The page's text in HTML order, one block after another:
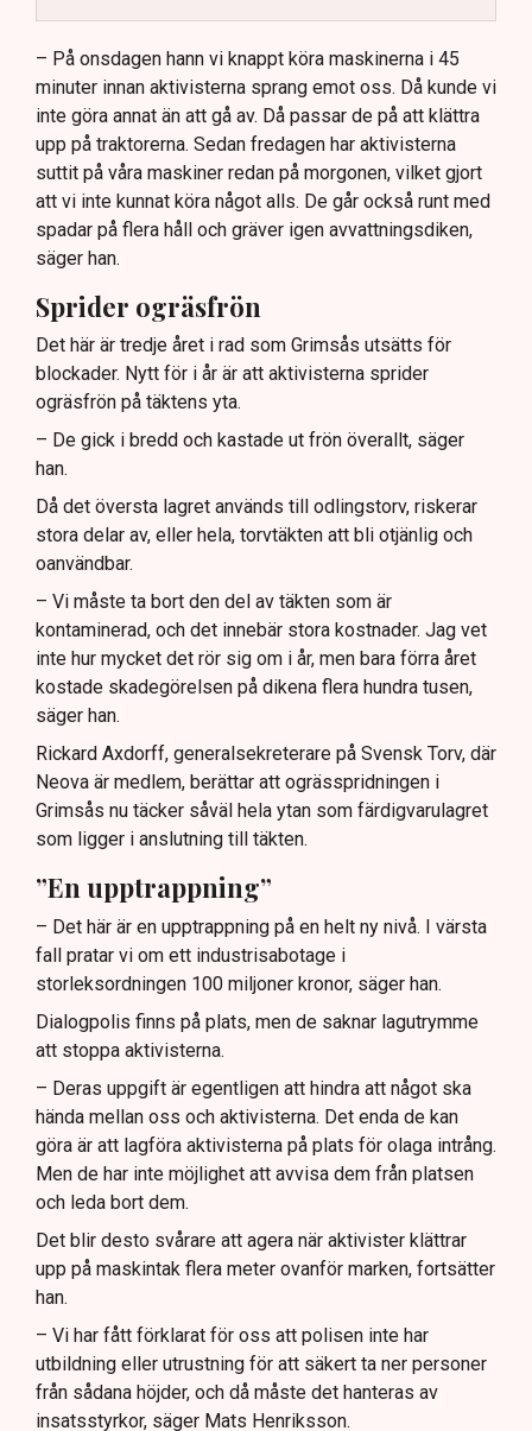
Dialogpolisen på plats står maktlös inför
aktivisternas handlingar.
Frågor kvarstår om finansiering av illegal aktivism.
– På onsdagen hann vi knappt köra maskinerna i 45
minuter innan aktivisterna sprang emot oss. Då kunde vi
inte göra annat än att gå av. Då passar de på att klättra
upp på traktorerna. Sedan fredagen har aktivisterna
suttit på våra maskiner redan på morgonen, vilket gjort
att vi inte kunnat köra något alls. De går också runt med
spadar på flera håll och gräver igen avvattningsdiken,
säger han.
Sprider ogräsfrön
Det här är tredje året i rad som Grimsås utsätts för
blockader. Nytt för i år är att aktivisterna sprider
ogräsfrön på täktens yta.
– De gick i bredd och kastade ut frön överallt, säger
han.
Då det översta lagret används till odlingstorv, riskerar
stora delar av, eller hela, torvtäkten att bli otjänlig och
oanvändbar.
– Vi måste ta bort den del av täkten som är
kontaminerad, och det innebär stora kostnader. Jag vet
inte hur mycket det rör sig om i år, men bara förra året
kostade skadegörelsen på dikena flera hundra tusen,
säger han.
Rickard Axdorff, generalsekreterare på Svensk Torv, där
Neova är medlem, berättar att ogrässpridningen i
Grimsås nu täcker såväl hela ytan som färdigvarulagret
som ligger i anslutning till täkten.
”En upptrappning”
– Det här är en upptrappning på en helt ny nivå. I värsta
fall pratar vi om ett industrisabotage i
storleksordningen 100 miljoner kronor, säger han.
Dialogpolis finns på plats, men de saknar lagutrymme
att stoppa aktivisterna.
– Deras uppgift är egentligen att hindra att något ska
hända mellan oss och aktivisterna. Det enda de kan
göra är att lagföra aktivisterna på plats för olaga intrång.
Men de har inte möjlighet att avvisa dem från platsen
och leda bort dem.
Det blir desto svårare att agera när aktivister klättrar
upp på maskintak flera meter ovanför marken, fortsätter
han.
– Vi har fått förklarat för oss att polisen inte har
utbildning eller utrustning för att säkert ta ner personer
från sådana höjder, och då måste det hanteras av
insatsstyrkor, säger Mats Henriksson.